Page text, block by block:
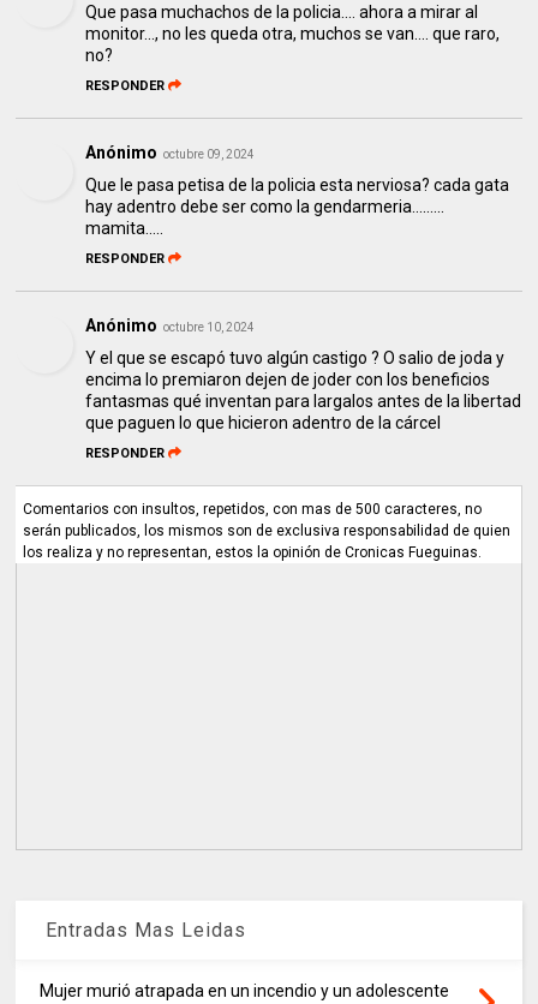
Que pasa muchachos de la policia.... ahora a mirar al
monitor..., no les queda otra, muchos se van.... que raro,
no?
RESPONDER
Anónimo octubre 09, 2024
Que le pasa petisa de la policia esta nerviosa? cada gata
hay adentro debe ser como la gendarmeria.........
mamita.....
RESPONDER
Anónimo octubre 10, 2024
Y el que se escapó tuvo algún castigo ? O salio de joda y
encima lo premiaron dejen de joder con los beneficios
fantasmas qué inventan para largalos antes de la libertad
que paguen lo que hicieron adentro de la cárcel
RESPONDER
Comentarios con insultos, repetidos, con mas de 500 caracteres, no
serán publicados, los mismos son de exclusiva responsabilidad de quien
los realiza y no representan, estos la opinión de Cronicas Fueguinas.
Entradas Mas Leidas
Mujer murió atrapada en un incendio y un adolescente